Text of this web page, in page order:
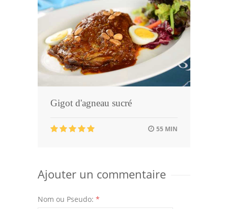
Gigot d'agneau sucré
55 MIN
Ajouter un commentaire
Nom ou Pseudo: *